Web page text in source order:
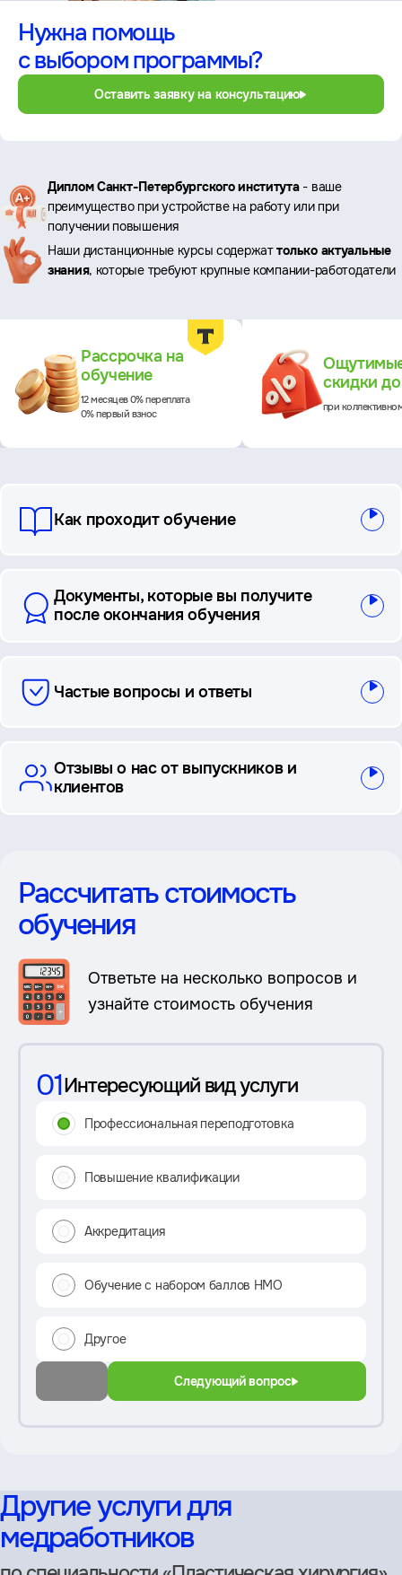
Нужна помощь
с выбором программы?
Оставить заявку на консультацию
Ключевые
преимущества
Диплом Санкт-Петербургского института- ваше
преимущество при устройстве на работу или при
получении повышения
Наши дистанционные курсы содержаттолько актуальные
знания, которые требуют крупные компании-работодатели
Рассрочка на
обучение
12 месяцев 0% переплата
0% первый взнос
скидки
при
вопросы
Как проходит обучение
Документы, которые вы получите
после окончания обучения
Частые вопросы и ответы
Отзывы о нас от выпускников и
клиентов
Рассчитать стоимость
обучения
Ответьте на несколько вопросов и
узнайте стоимость обучения
01Интересующий вид услуги
Профессиональная переподготовка
Повышение квалификации
Аккредитация
Обучение с набором баллов НМО
Другое
Следующий вопрос
Другие услуги для
медработников